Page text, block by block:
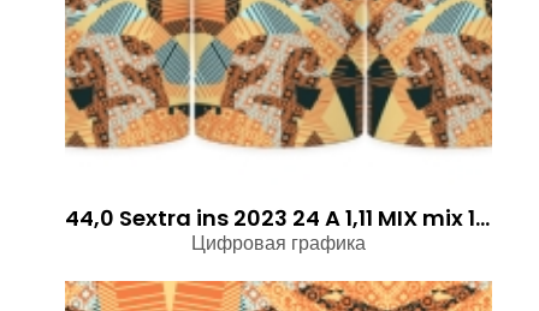
44,0 Sextra ins 2023 24 A 1,11 MIX mix 1,2 TZ 1
Цифровая графика